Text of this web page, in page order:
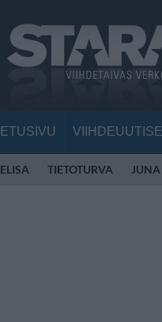
ETUSIVU
ELISA TIETOTURVA JUNA